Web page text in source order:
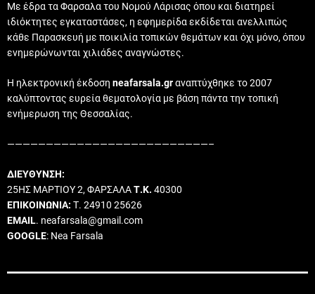
Με έδρα τα Φαρσαλα του Νομού Λάρισας όπου και διατηρεί
ιδιόκτητες εγκαταστάσες, η εφημερίδα εκδίδεται ανελλιπώς
κάθε Παρασκευή με ποικιλία τοπικών θεμάτων και όχι μόνο, όπου
ενημερώνωνται χιλιάδες αναγνώστες.
Η ηλεκτρονική έκδοση neafarsala.grαναπτύχθηκε το 2007
καλύπτοντας ευρεία θεματολογία με βάση πάντα την τοπική
ενήμερωση της Θεσσαλίας.
——————————————————————————–
ΔΙΕΥΘΥΝΣΗ:
25ΗΣ ΜΑΡΤΙΟΥ 2, ΦΑΡΣΑΛΑΤ.Κ. 40300
ΕΠΙΚΟΙΝΩΝΙΑ: Τ. 24910 25626
EMAIL. neafarsala@gmail.com
GOOGLE: Nea Farsala